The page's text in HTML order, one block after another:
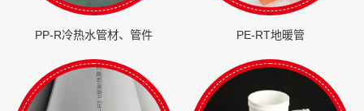
PP-R冷热水管材、管件 PE-RT地暖管